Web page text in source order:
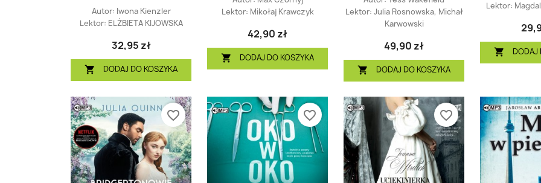
Autor: Iwona Kienzler
Lektor: ELŻBIETA KIJOWSKA
32,95 zł
 DODAJ DO KOSZYKA
Lektor: Mikołaj Krawczyk
42,90 zł
 DODAJ DO KOSZYKA
Lektor: Julia Rosnowska, Michał
Karwowski
49,90 zł
 DODAJ DO KOSZYKA
Lektor:
 DODAJ
favorite_border favorite_border favorite_border